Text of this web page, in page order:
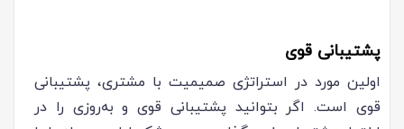
پشتیبانی قوی
اولین مورد در استراتژی صمیمیت با مشتری، پشتیبانی
قوی است. اگر بتوانید پشتیبانی قوی و به‌روزی را در